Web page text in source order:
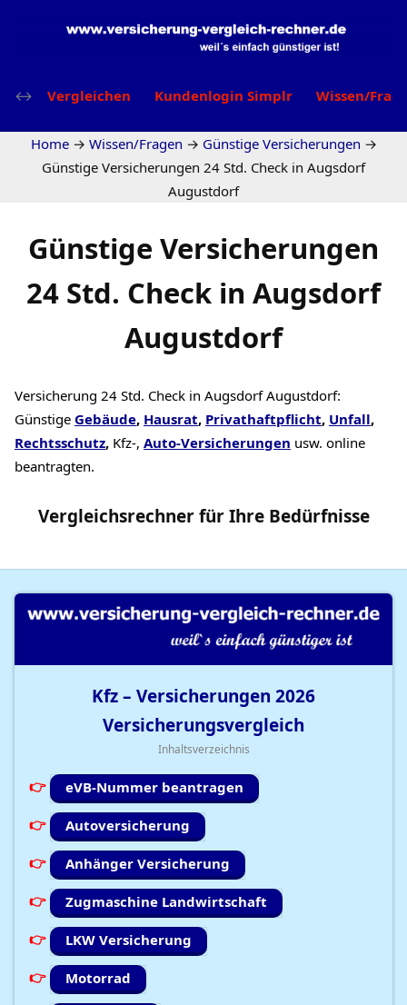
Vergleichen Kundenlogin Simplr Wissen/
Home → Wissen/Fragen → Günstige Versicherungen →
Günstige Versicherungen 24 Std. Check in Augsdorf
Augustdorf
Günstige Versicherungen
24 Std. Check in Augsdorf
Augustdorf
Versicherung 24 Std. Check in Augsdorf Augustdorf:
Günstige Gebäude, Hausrat, Privathaftpflicht, Unfall,
Rechtsschutz, Kfz-, Auto-Versicherungen usw. online
beantragten.
Vergleichsrechnerfür Ihre Bedürfnisse
Kfz – Versicherungen 2026
Versicherungsvergleich
Inhaltsverzeichnis
eVB-Nummer beantragen
Autoversicherung
Anhänger Versicherung
Zugmaschine Landwirtschaft
LKW Versicherung
Motorrad